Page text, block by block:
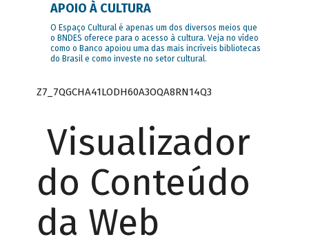
APOIO À CULTURA
O Espaço Cultural é apenas um dos diversos meios que
o BNDES oferece para o acesso à cultura. Veja no vídeo
como o Banco apoiou uma das mais incríveis bibliotecas
do Brasil e como investe no setor cultural.
Z7_7QGCHA41LODH60A3OQA8RN14Q3
Visualizador
do Conteúdo
da Web